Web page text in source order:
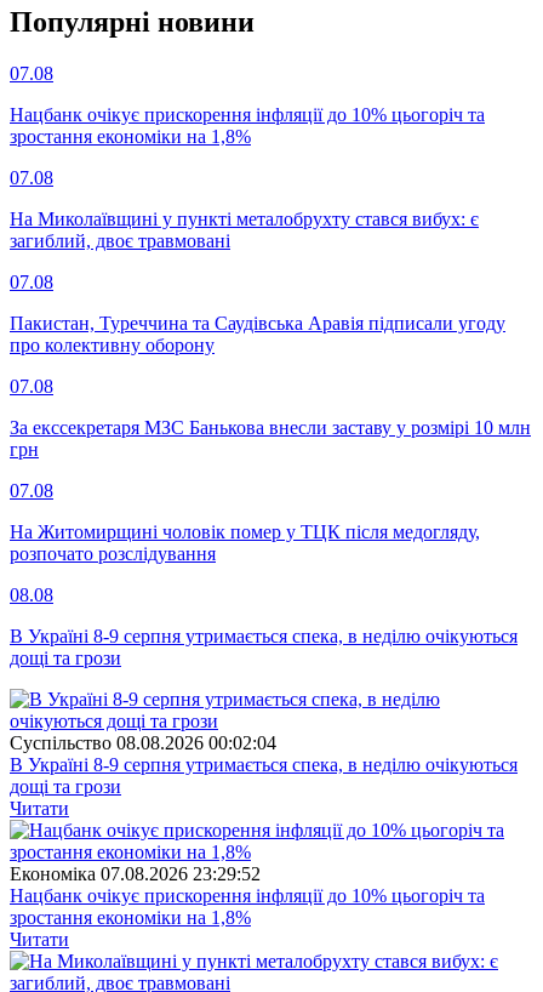
Популярнi новини
07.08
Нацбанк очікує прискорення інфляції до 10% цьогоріч та
зростання економіки на 1,8%
07.08
На Миколаївщині у пункті металобрухту стався вибух: є
загиблий, двоє травмовані
07.08
Пакистан, Туреччина та Саудівська Аравія підписали угоду
про колективну оборону
07.08
За екссекретаря МЗС Банькова внесли заставу у розмірі 10 млн
грн
07.08
На Житомирщині чоловік помер у ТЦК після медогляду,
розпочато розслідування
08.08
В Україні 8-9 серпня утримається спека, в неділю очікуються
дощі та грози
Суспiльство 08.08.2026 00:02:04
В Україні 8-9 серпня утримається спека, в неділю очікуються
дощі та грози
Читати
Економіка 07.08.2026 23:29:52
Нацбанк очікує прискорення інфляції до 10% цьогоріч та
зростання економіки на 1,8%
Читати